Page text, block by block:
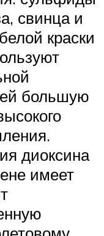
свинца и
краски
большую
диоксина
имеет